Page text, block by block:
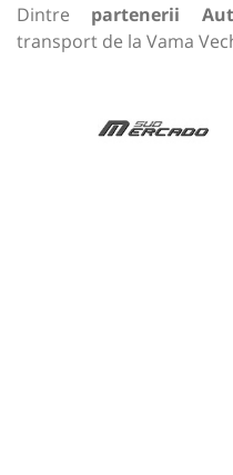
Dintre partenerii
transport de la Vama